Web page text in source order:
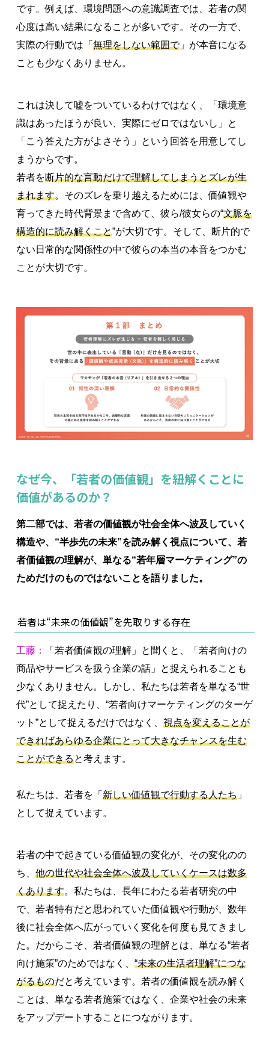
です。例えば、環境問題への意識調査では、若者の関
心度は高い結果になることが多いです。その一方で、
実際の行動では「 無理をしない範囲で」が本音になる
ことも少なくありません。
これは決して嘘をついているわけではなく、「環境意
識はあったほうが良い、実際にゼロではないし」と
「こう答えた方がよさそう」という回答を用意してし
まうからです。
若者を断片的な言動だけで理解してしまうとズレが生
まれます。そのズレを乗り越えるためには、価値観や
育ってきた時代背景まで含めて、彼ら/彼女らの“文脈を
構造的に読み解くこと”が大切です。そして、断片的で
ない日常的な関係性の中で彼らの本当の本音をつかむ
ことが大切です。
なぜ今、「若者の価値観」を紐解くことに
価値があるのか？
第二部では、若者の価値観が社会全体へ波及していく
構造や、“半歩先の未来”を読み解く視点について、若
者価値観の理解が、単なる“若年層マーケティング”の
ためだけのものではないことを語りました。
若者は“未来の価値観”を先取りする存在
工藤：
「若者価値観の理解」と聞くと、「若者向けの
商品やサービスを扱う企業の話」と捉えられることも
少なくありません。しかし、私たちは若者を単なる“世
代”として捉えたり、“若者向けマーケティングのターゲ
ット”として捉えるだけではなく、 視点を変えることが
できればあらゆる企業にとって大きなチャンスを生む
ことができると考えます。
私たちは、若者を「 新しい価値観で行動する人たち」
として捉えています。
若者の中で起きている価値観の変化が、その変化のの
ち、 他の世代や社会全体へ波及していくケースは数多
くあります。私たちは、長年にわたる若者研究の中
で、若者特有だと思われていた価値観や行動が、数年
後に社会全体へ広がっていく変化を何度も見てきまし
た。だからこそ、若者価値観の理解とは、単なる“若者
向け施策”のためではなく、 “未来の生活者理解”につな
がるものだと考えています。若者の価値観を読み解く
ことは、単なる若者施策ではなく、企業や社会の未来
をアップデートすることにつながります。